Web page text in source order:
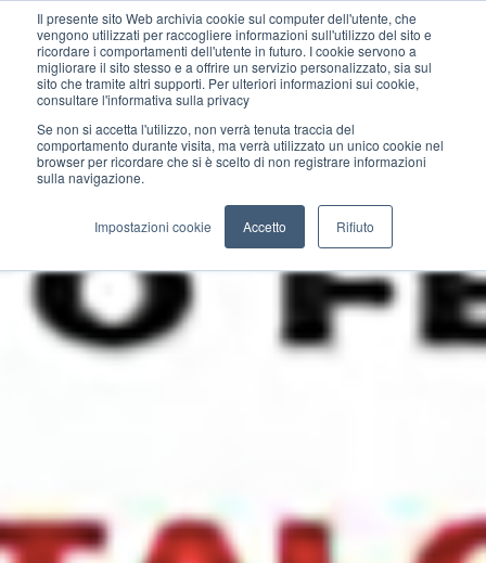
Il presente sito Web archivia cookie sul computer dell'utente, che
vengono utilizzati per raccogliere informazioni sull'utilizzo del sito e
ricordare i comportamenti dell'utente in futuro. I cookie servono a
migliorare il sito stesso e a offrire un servizio personalizzato, sia sul
sito che tramite altri supporti. Per ulteriori informazioni sui cookie,
consultare l'informativa sulla privacy
Se non si accetta l'utilizzo, non verrà tenuta traccia del
comportamento durante visita, ma verrà utilizzato un unico cookie nel
browser per ricordare che si è scelto di non registrare informazioni
sulla navigazione.
Impostazioni cookie Accetto Rifiuto